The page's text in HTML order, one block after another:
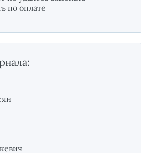
по оплате